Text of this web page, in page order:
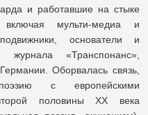
и работавшие на стыке
включая мульти-медиа и
основатели и
журнала «Транспонанс»,
Оборвалась связь,
с европейскими
половины XX века